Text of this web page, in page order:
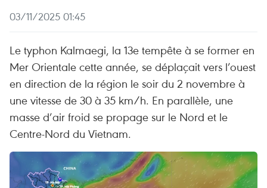
03/11/2025 01:45
Le typhon Kalmaegi, la 13e tempête à se former en
Mer Orientale cette année, se déplaçait vers l’ouest
en direction de la région le soir du 2 novembre à
une vitesse de 30 à 35 km/h. En parallèle, une
masse d’air froid se propage sur le Nord et le
Centre-Nord du Vietnam.